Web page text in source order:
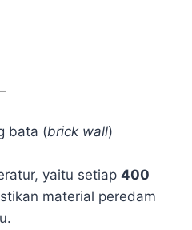
bata (brick wall)
yaitu setiap 400
material peredam